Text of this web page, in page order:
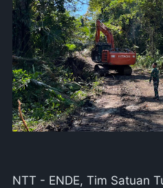
NTT - ENDE, Tim Satuan